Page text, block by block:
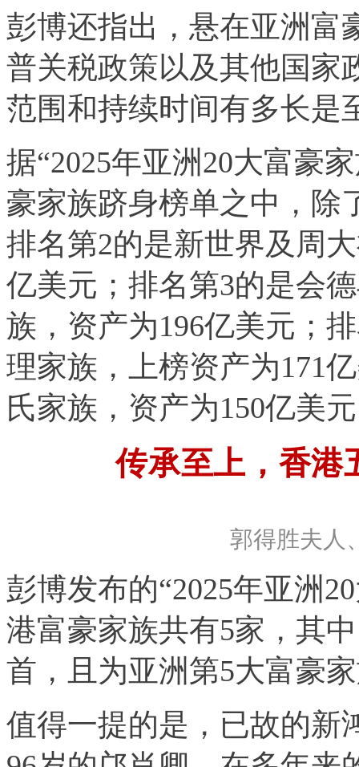
彭博还指出，悬在亚洲富
普关税政策以及其他国家
范围和持续时间有多长是
据“2025年亚洲20大富豪
豪家族跻身榜单之中，除
排名第2的是新世界及周
亿美元；排名第3的是会
族，资产为196亿美元；
理家族，上榜资产为171
氏家族，资产为150亿美
传承至上，香港
郭得胜夫人
彭博发布的“2025年亚洲
港富豪家族共有5家，其
首，且为亚洲第5大富豪
值得一提的是，已故的新